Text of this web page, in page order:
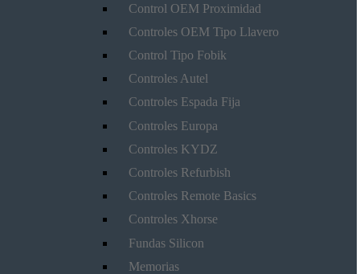
Control OEM Proximidad
Controles OEM Tipo Llavero
Control Tipo Fobik
Controles Autel
Controles Espada Fija
Controles Europa
Controles KYDZ
Controles Refurbish
Controles Remote Basics
Controles Xhorse
Fundas Silicon
Memorias